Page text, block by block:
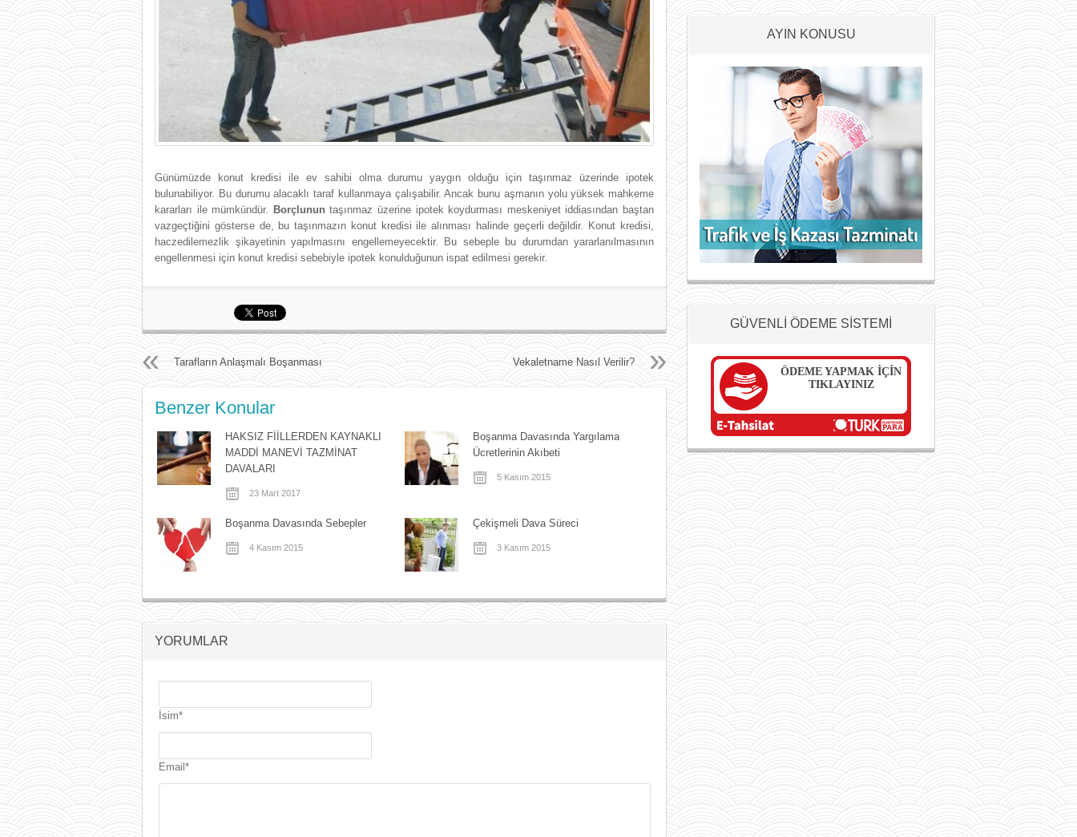
Günümüzde konut kredisi ile ev sahibi olma durumu yaygın olduğu için taşınmaz üzerinde ipotek
bulunabiliyor. Bu durumu alacaklı taraf kullanmaya çalışabilir. Ancak bunu aşmanın yolu yüksek mahkeme
kararları ile mümkündür. Borçlunun taşınmaz üzerine ipotek koydurması meskeniyet iddiasından baştan
vazgeçtiğini gösterse de, bu taşınmazın konut kredisi ile alınması halinde geçerli değildir. Konut kredisi,
haczedilemezlik şikayetinin yapılmasını engellemeyecektir. Bu sebeple bu durumdan yararlanılmasının
engellenmesi için konut kredisi sebebiyle ipotek konulduğunun ispat edilmesi gerekir.
Tarafların Anlaşmalı Boşanması Vekaletname Nasıl Verilir?
Benzer Konular
HAKSIZ FİİLLERDEN KAYNAKLI
MADDİ MANEVİ TAZMİNAT
DAVALARI
23 Mart 2017
Boşanma Davasında Yargılama
Ücretlerinin Akıbeti
5 Kasım 2015
Boşanma Davasında Sebepler
4 Kasım 2015
Çekişmeli Dava Süreci
3 Kasım 2015
YORUMLAR
İsim*
Email*
AYIN KONUSU
GÜVENLİ ÖDEME SİSTEMİ
ÖDEME YAPMAK İÇİN
TIKLAYINIZ